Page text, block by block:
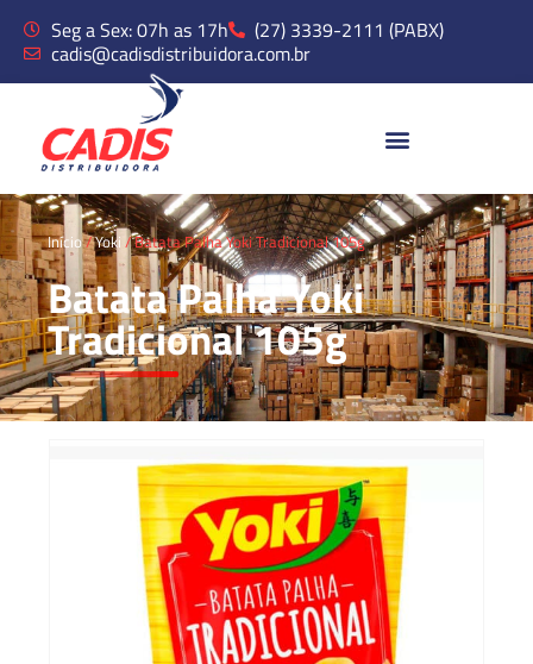
Seg a Sex: 07h as 17h
(27) 3339-2111 (PABX)
cadis@cadisdistribuidora.com.br
Início/Yoki / Batata Palha Yoki Tradicional 105g
Batata Palha Yoki
Tradicional 105g